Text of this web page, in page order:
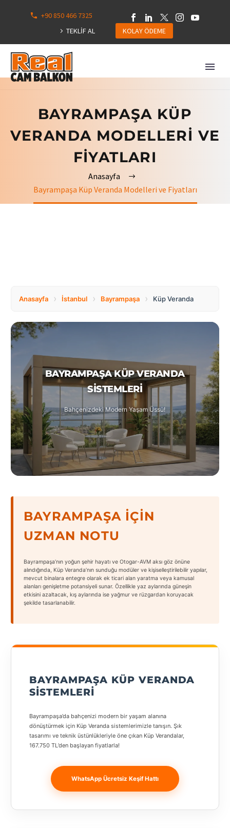
+90 850 466 7325
TEKLİF AL
KOLAY ÖDEME
BAYRAMPAŞA KÜP
VERANDA MODELLERI VE
FIYATLARI
Anasayfa
Bayrampaşa Küp Veranda Modelleri ve Fiyatları
Anasayfa › İstanbul › Bayrampaşa › Küp Veranda
BAYRAMPAŞA KÜP VERANDA
SISTEMLERI
Bahçenizdeki Modern Yaşam Üssü!
BAYRAMPAŞA İÇIN
UZMAN NOTU
Bayrampaşa’nın yoğun şehir hayatı ve Otogar-AVM aksı göz önüne
alındığında, Küp Veranda’nın sunduğu modüler ve kişiselleştirilebilir yapılar,
mevcut binalara entegre olarak ek ticari alan yaratma veya kamusal
alanları genişletme potansiyeli sunar. Özellikle yaz aylarında güneşin
etkisini azaltacak, kış aylarında ise yağmur ve rüzgardan koruyacak
şekilde tasarlanabilir.
BAYRAMPAŞA KÜP VERANDA
SISTEMLERI
Bayrampaşa’da bahçenizi modern bir yaşam alanına
dönüştürmek için Küp Veranda sistemlerimizle tanışın. Şık
tasarımı ve teknik üstünlükleriyle öne çıkan Küp Verandalar,
167.750 TL’den başlayan fiyatlarla!
WhatsApp Ücretsiz Keşif Hattı
113
Hepsini
Göster
Bulgaria
Canada
Czech
Republic
Netherlands
Romania
Switzerland
Turkey
United
States
Tüm
Adana
Adıyaman
Balıkesir
Banja
Luka
Bingöl
Bosnia and
Herzegovina
București